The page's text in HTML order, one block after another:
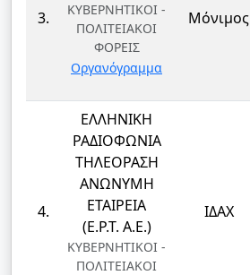
3.
ΚΥΒΕΡΝΗΤΙΚΟΙ -
ΠΟΛΙΤΕΙΑΚΟΙ
ΦΟΡΕΙΣ
Οργανόγραμμα
Μόνιμος
4.
ΕΛΛΗΝΙΚΗ
ΡΑΔΙΟΦΩΝΙΑ
ΤΗΛΕΟΡΑΣΗ
ΑΝΩΝΥΜΗ
ΕΤΑΙΡΕΙΑ
(Ε.Ρ.Τ. Α.Ε.)
ΚΥΒΕΡΝΗΤΙΚΟΙ -
ΠΟΛΙΤΕΙΑΚΟΙ
ΙΔΑΧ